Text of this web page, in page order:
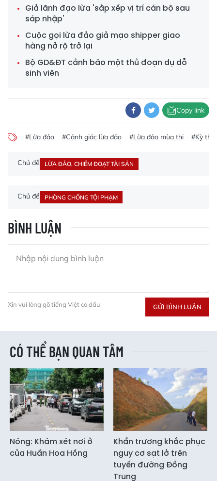
Giả lãnh đạo lừa 'sắp xếp vị trí cán bộ sau
sáp nhập'
Cuộc gọi lừa đảo giả mạo shipper giao
hàng nở rộ trở lại
Bộ GD&ĐT cảnh báo một thủ đoạn dụ dỗ
sinh viên
Copy link
#Lừa đảo #Cảnh giác lừa đảo #Lừa đảo mùa thi #Kỳ thi
Chủ đề LỪA ĐẢO, CHIẾM ĐOẠT TÀI SẢN
Chủ đề PHÒNG CHỐNG TỘI PHẠM
BÌNH LUẬN
Xin vui lòng gõ tiếng Việt có dấu GỬI BÌNH LUẬN
CÓ THỂ BẠN QUAN TÂM
Nóng: Khám xét nơi ở
của Huấn Hoa Hồng
Khẩn trương khắc phục
nguy cơ sạt lở trên
tuyến đường Đồng
Trung